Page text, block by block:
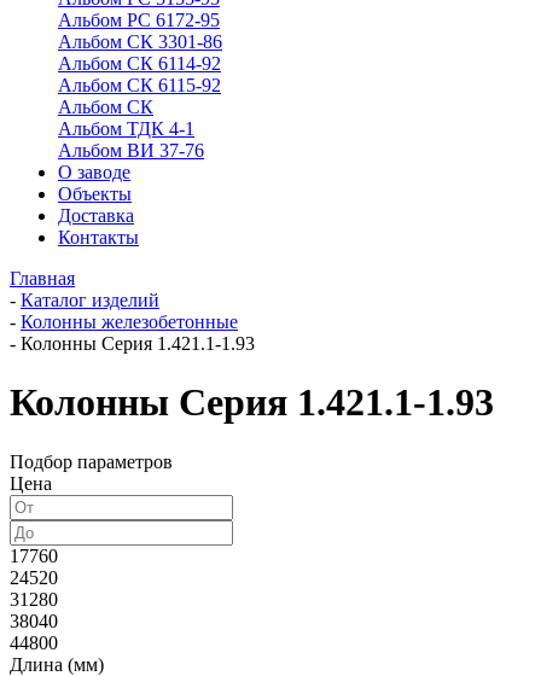
Альбом РС 6172-95
Альбом СК 3301-86
Альбом СК 6114-92
Альбом СК 6115-92
Альбом СК
Альбом ТДК 4-1
Альбом ВИ 37-76
О заводе
Объекты
Доставка
Контакты
Главная
- Каталог изделий
- Колонны железобетонные
- Колонны Серия 1.421.1-1.93
Колонны Серия 1.421.1-1.93
Подбор параметров
Цена
17760
24520
31280
38040
44800
Длина (мм)